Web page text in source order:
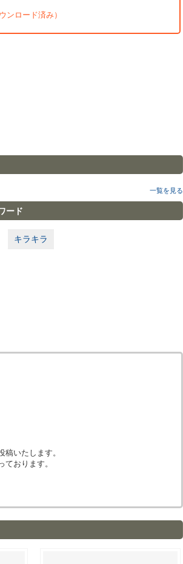
ンロード済み）
一覧を見る
ード
キラキラ
いたします。
おります。